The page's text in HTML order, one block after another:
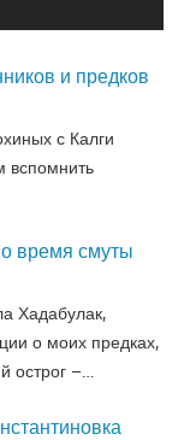
и предков
с Калги
вспомнить
время смуты
Хадабулак,
о моих предках,
острог –…